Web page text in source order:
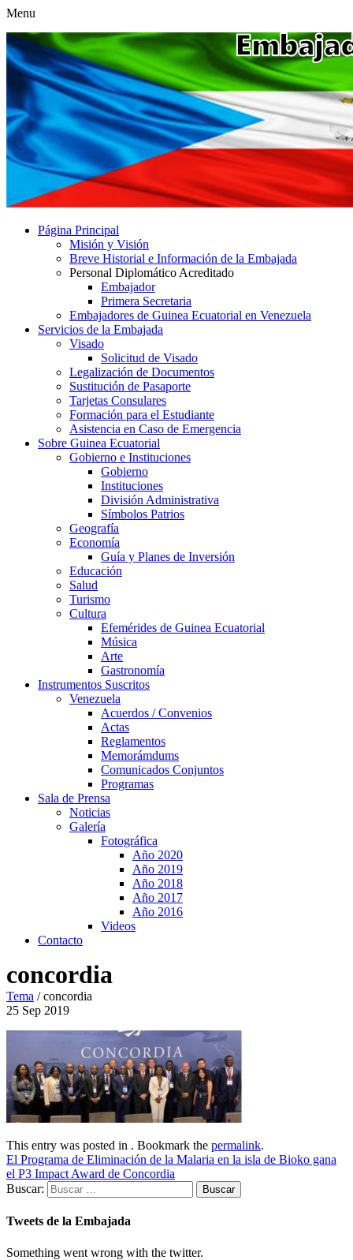
Menu
Página Principal
Misión y Visión
Breve Historial e Información de la Embajada
Personal Diplomático Acreditado
Embajador
Primera Secretaria
Embajadores de Guinea Ecuatorial en Venezuela
Servicios de la Embajada
Visado
Solicitud de Visado
Legalización de Documentos
Sustitución de Pasaporte
Tarjetas Consulares
Formación para el Estudiante
Asistencia en Caso de Emergencia
Sobre Guinea Ecuatorial
Gobierno e Instituciones
Gobierno
Instituciones
División Administrativa
Símbolos Patrios
Geografía
Economía
Guía y Planes de Inversión
Educación
Salud
Turismo
Cultura
Efemérides de Guinea Ecuatorial
Música
Arte
Gastronomía
Instrumentos Suscritos
Venezuela
Acuerdos / Convenios
Actas
Reglamentos
Memorámdums
Comunicados Conjuntos
Programas
Sala de Prensa
Noticias
Galería
Fotográfica
Año 2020
Año 2019
Año 2018
Año 2017
Año 2016
Videos
Contacto
concordia
Tema /concordia
25 Sep 2019
This entry was posted in . Bookmark the permalink.
El Programa de Eliminación de la Malaria en la isla de Bioko gana
el P3 Impact Award de Concordia
Buscar:
Tweets de la Embajada
Something went wrong with the twitter.